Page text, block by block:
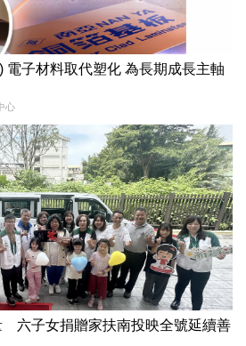
電子材料取代塑化 為長期成長主軸
心
六子女捐贈家扶南投映全號延續善